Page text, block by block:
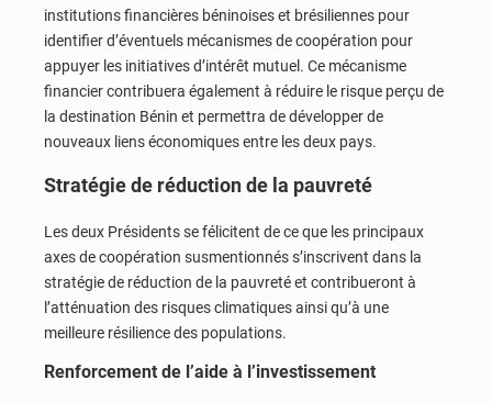
institutions financières béninoises et brésiliennes pour
identifier d’éventuels mécanismes de coopération pour
appuyer les initiatives d’intérêt mutuel. Ce mécanisme
financier contribuera également à réduire le risque perçu de
la destination Bénin et permettra de développer de
nouveaux liens économiques entre les deux pays.
Stratégie de réduction de la pauvreté
Les deux Présidents se félicitent de ce que les principaux
axes de coopération susmentionnés s’inscrivent dans la
stratégie de réduction de la pauvreté et contribueront à
l’atténuation des risques climatiques ainsi qu’à une
meilleure résilience des populations.
Renforcement de l’aide à l’investissement